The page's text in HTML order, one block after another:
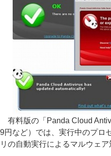
有料版の「Panda Cloud
9円など）では、実行中のプロ
リの自動実行によるマルウェア